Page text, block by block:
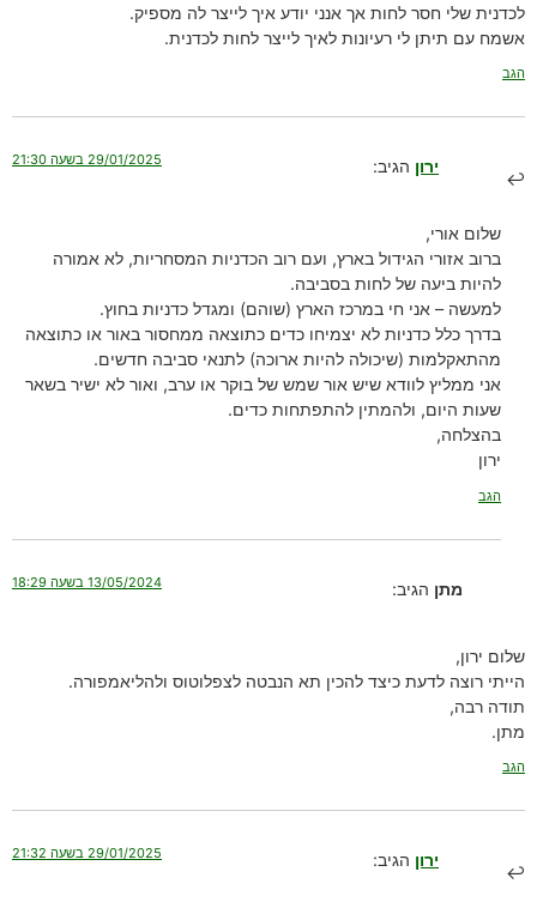
לכדנית שלי חסר לחות אך אנני יודע איך לייצר לה מספיק.
אשמח עם תיתן לי רעיונות לאיך לייצר לחות לכדנית.
הגב
ירון הגיב: 29/01/2025 בשעה 21:30
שלום אורי,
ברוב אזורי הגידול בארץ, ועם רוב הכדניות המסחריות, לא אמורה
להיות ביעה של לחות בסביבה.
למעשה – אני חי במרכז הארץ (שוהם) ומגדל כדניות בחוץ.
בדרך כלל כדניות לא יצמיחו כדים כתוצאה ממחסור באור או כתוצאה
מהתאקלמות (שיכולה להיות ארוכה) לתנאי סביבה חדשים.
אני ממליץ לוודא שיש אור שמש של בוקר או ערב, ואור לא ישיר בשאר
שעות היום, ולהמתין להתפתחות כדים.
בהצלחה,
ירון
הגב
מתן הגיב: 13/05/2024 בשעה 18:29
שלום ירון,
הייתי רוצה לדעת כיצד להכין תא הנבטה לצפלוטוס ולהליאמפורה.
תודה רבה,
מתן.
הגב
ירון הגיב: 29/01/2025 בשעה 21:32